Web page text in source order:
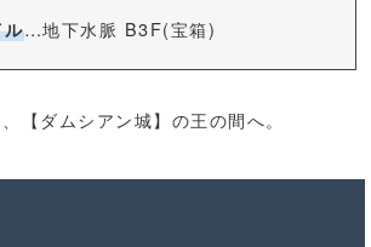
ル…地下水脈 B3F(宝箱)
【ダムシアン城】の王の間へ。